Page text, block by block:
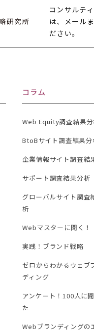
コンサルテ
は、メール
ださい。
コラム
Web Equity調査結果
BtoBサイト調査結果分
企業情報サイト調査結
サポート調査結果分析
グローバルサイト調査
析
Webマスターに聞く！
実践！ブランド戦略
ゼロからわかるウェブ
ディング
アンケート！100人に
た
Webブランディングの